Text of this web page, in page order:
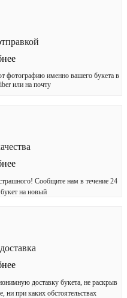
фотографию именно вашего букета в
или на почту
Сообщите нам в течение 24
на новый
доставку букета, не раскрыв
при каких обстоятельствах